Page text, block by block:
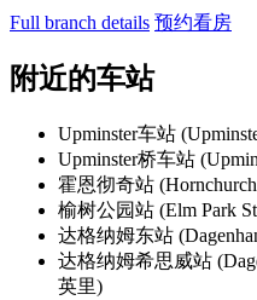
Full branch details 预约看房
附近的车站
Upminster车站
Upminster桥车站
霍恩彻奇站
榆树公园站 (Elm Park
达格纳姆东站
达格纳姆希思威站
英里)